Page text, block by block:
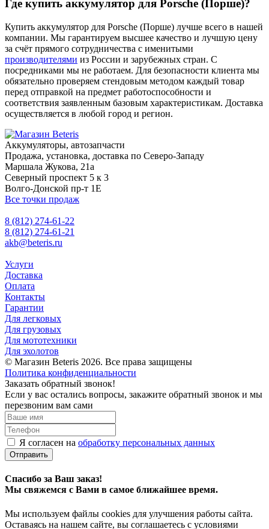
Где купить аккумулятор для Porsche (Порше)?
Купить аккумулятор для Porsche (Порше) лучше всего в нашей
компании. Мы гарантируем высшее качество и лучшую цену
за счёт прямого сотрудничества с именитыми
производителями из России и зарубежных стран. С
посредниками мы не работаем. Для безопасности клиента мы
обязательно проверяем стендовым методом каждый товар
перед отправкой на предмет работоспособности и
соответствия заявленным базовым характеристикам. Доставка
осуществляется в любой город и регион.
Аккумуляторы, автозапчасти
Продажа, установка, доставка по Северо-Западу
Маршала Жукова, 21а
Северный проспект 5 к 3
Волго-Донской пр-т 1Е
Все точки продаж
8 (812) 274-61-22
8 (812) 274-61-21
akb@beteris.ru
Услуги
Доставка
Оплата
Контакты
Гарантии
Для легковых
Для грузовых
Для мототехники
Для эхолотов
© Магазин Beteris 2026. Все права защищены
Политика конфиденциальности
Заказать обратный звонок!
Если у вас остались вопросы, закажите обратный звонок и мы
перезвоним вам сами
Я согласен на обработку персональных данных
Отправить
Спасибо за Ваш заказ!
Мы свяжемся с Вами в самое ближайшее время.
Мы используем файлы cookies для улучшения работы сайта.
Оставаясь на нашем сайте, вы соглашаетесь с условиями